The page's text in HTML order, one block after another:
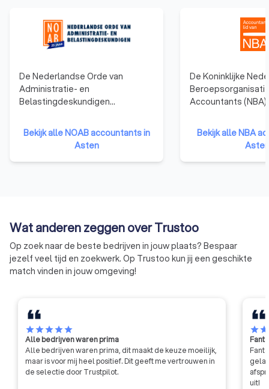
De Nederlandse Orde van
Administratie- en
Belastingdeskundigen
bedrijven en ondernemers,
ondersteunt
administratiekantoren en
belastingadviseurs, en zorgt
gespecialiseerd is in
administratieve en fiscale
dienstverlening voor mkb-
ondernemers. Ze hebben vaak
praktische ervaring binnen de
onderneming. NOAB-leden
hebben klantgerichtheid hoog in
het vaandel hebben staan.
Bekijk alle NOAB accountants in
Asten
De Koninklijke
Accountants (NBA)
in Nederland en
ondersteuning op
opleiding en
accountant heeft
accountants vaker
en leidinggevende
vervullen.
aangesloten bij de
en
vastgesteld door
organisatie.
maken met een
professionele
kennis heeft van
Bekijk alle NBA
Asten
Wat anderen zeggen over Trustoo
Op zoek naar de beste bedrijven in jouw plaats? Bespaar
jezelf veel tijd en zoekwerk. Op Trustoo kun jij een geschikte
match vinden in jouw omgeving!
starstarstarstarstar
Alle bedrijven waren prima
Alle bedrijven waren prima, dit maakt de keuze moeilijk,
maar is voor mij heel positief. Dit geeft me vertrouwen in
de selectie door Trustpilot.
starstar
uit!